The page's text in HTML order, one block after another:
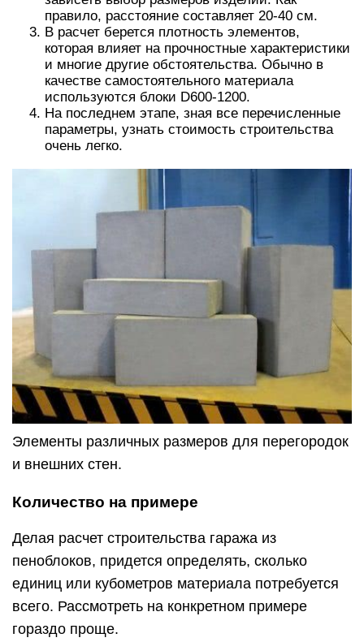
правило, расстояние составляет 20-40 см.
В расчет берется плотность элементов,
которая влияет на прочностные характеристики
и многие другие обстоятельства. Обычно в
качестве самостоятельного материала
используются блоки D600-1200.
На последнем этапе, зная все перечисленные
параметры, узнать стоимость строительства
очень легко.
Элементы различных размеров для перегородок
и внешних стен.
Количество на примере
Делая расчет строительства гаража из
пеноблоков, придется определять, сколько
единиц или кубометров материала потребуется
всего. Рассмотреть на конкретном примере
гораздо проще.